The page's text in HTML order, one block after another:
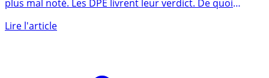
Palmarès des villes balnéaires dont l’immobilier est le
plus mal noté. Les DPE livrent leur verdict. De quoi